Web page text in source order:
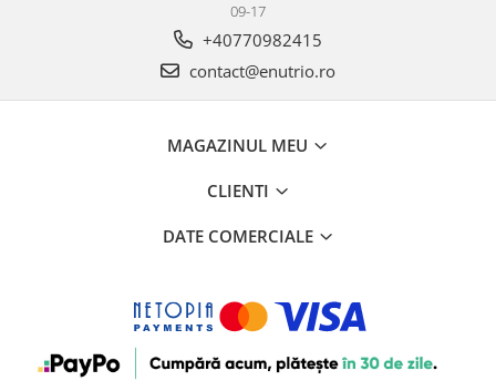
Masline bio si antipasti
Masline bio
Legume bio in conserva
Orez bio
09-17
+40770982415
contact@enutrio.ro
MAGAZINUL MEU
CLIENTI
DATE COMERCIALE